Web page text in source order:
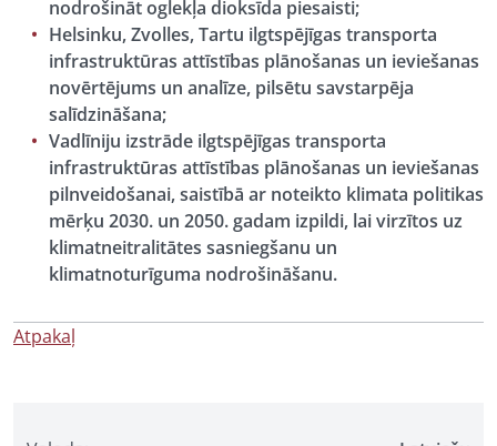
nodrošināt oglekļa dioksīda piesaisti;
Helsinku, Zvolles, Tartu ilgtspējīgas transporta
infrastruktūras attīstības plānošanas un ieviešanas
novērtējums un analīze, pilsētu savstarpēja
salīdzināšana;
Vadlīniju izstrāde ilgtspējīgas transporta
infrastruktūras attīstības plānošanas un ieviešanas
pilnveidošanai, saistībā ar noteikto klimata politikas
mērķu 2030. un 2050. gadam izpildi, lai virzītos uz
klimatneitralitātes sasniegšanu un
klimatnoturīguma nodrošināšanu.
Atpakaļ